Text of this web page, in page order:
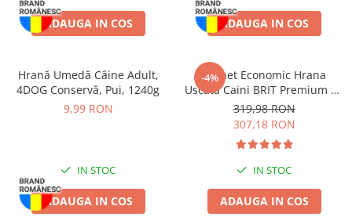
ADAUGA IN COS ADAUGA IN COS
Hrană Umedă Câine Adult,
4DOG Conservă, Pui, 1240g
9,99 RON
IN STOC
ADAUGA IN COS
-4%
Pachet Economic Hrana
Uscata Caini BRIT Premium by
Nature Medium Adult 2x15kg
319,98 RON
307,18 RON
IN STOC
ADAUGA IN COS